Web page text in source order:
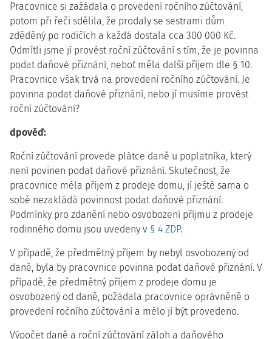
Pracovnice si zažádala o provedení ročního zúčtování,
potom při řeči sdělila, že prodaly se sestrami dům
zděděný po rodičích a každá dostala cca 300 000 Kč.
Odmítli jsme jí provést roční zúčtování s tím, že je povinna
podat daňové přiznání, neboť měla další příjem dle § 10.
Pracovnice však trvá na provedení ročního zúčtování. Je
povinna podat daňové přiznání, nebo jí musíme provést
roční zúčtování?
dpověď:
Roční zúčtování provede plátce daně u poplatníka, který
není povinen podat daňové přiznání. Skutečnost, že
pracovnice měla příjem z prodeje domu, jí ještě sama o
sobě nezakládá povinnost podat daňové přiznání.
Podmínky pro zdanění nebo osvobození příjmu z prodeje
rodinného domu jsou uvedeny v § 4 ZDP.
V případě, že předmětný příjem by nebyl osvobozený od
daně, byla by pracovnice povinna podat daňové přiznání. V
případě, že předmětný příjem z prodeje domu je
osvobozený od daně, požádala pracovnice oprávněně o
provedení ročního zúčtování a mělo jí být provedeno.
Výpočet daně a roční zúčtování záloh a daňového